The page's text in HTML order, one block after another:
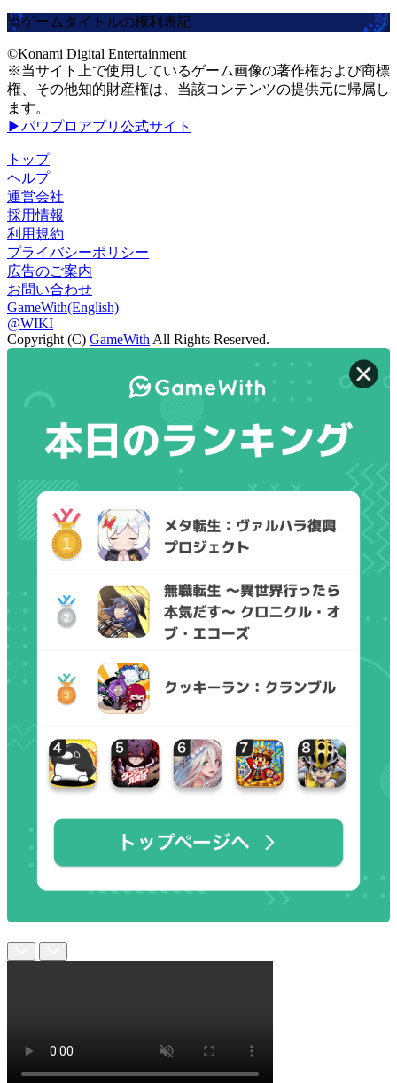
当ゲームタイトルの権利表記
©Konami Digital Entertainment
※当サイト上で使用しているゲーム画像の著作権および商標
権、その他知的財産権は、当該コンテンツの提供元に帰属し
ます。
▶パワプロアプリ公式サイト
トップ
ヘルプ
運営会社
採用情報
利用規約
プライバシーポリシー
広告のご案内
お問い合わせ
GameWith(English)
@WIKI
Copyright (C) GameWith All Rights Reserved.